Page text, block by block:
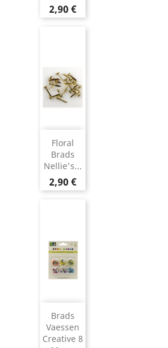
2,90 €
Floral
Brads
Nellie's...
2,90 €
Brads
Vaessen
Creative 8